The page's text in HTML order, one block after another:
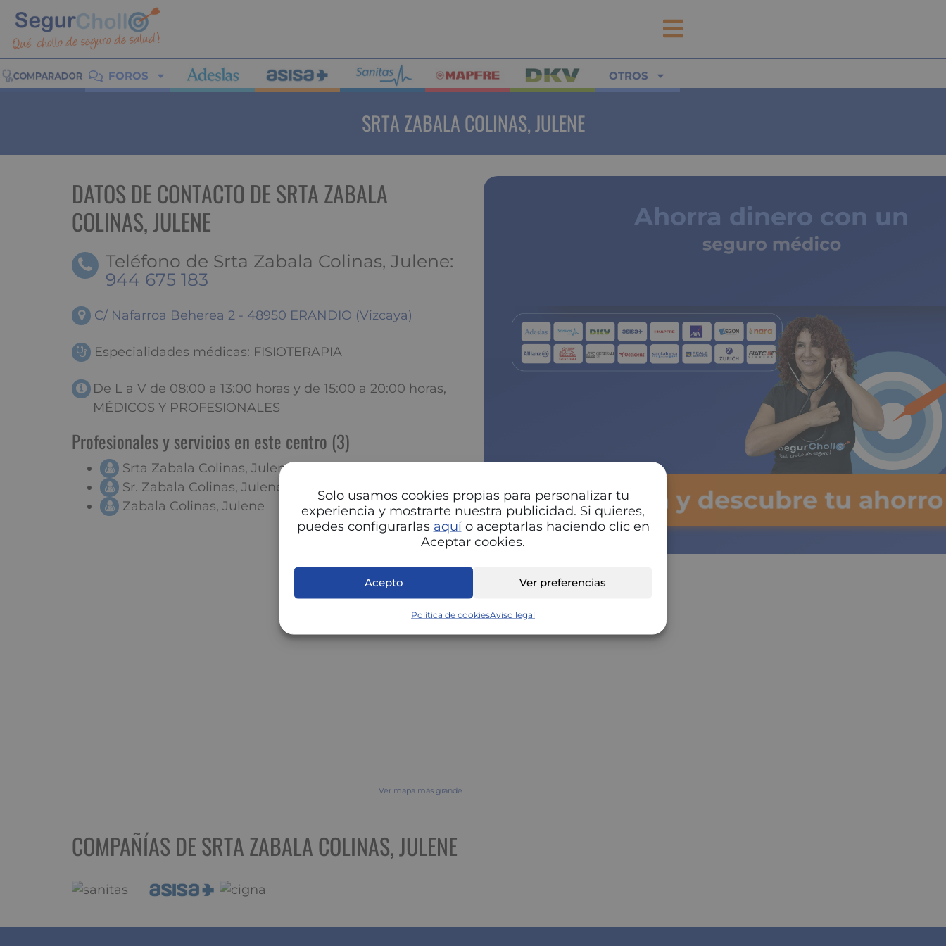
Solo usamos cookies propias para personalizar tu
experiencia y mostrarte nuestra publicidad. Si quieres,
puedes configurarlas aquío aceptarlas haciendo clic en
Aceptar cookies.
Acepto Ver preferencias
Política de cookiesAviso legal
FOROS OTROS
SRTA ZABALA COLINAS, JULENE
DATOS DE CONTACTO DE SRTA ZABALA
COLINAS, JULENE
Teléfono de Srta Zabala Colinas, Julene:
944 675 183
C/ Nafarroa Beherea 2 - 48950 ERANDIO (Vizcaya)
Especialidades médicas: FISIOTERAPIA
De L a V de 08:00 a 13:00 horas y de 15:00 a 20:00 horas,
MÉDICOS Y PROFESIONALES
Profesionales y servicios en este centro (3)
Srta Zabala Colinas, Julene
Sr. Zabala Colinas, Julene
Zabala Colinas, Julene
Ver mapa más grande
COMPAÑÍAS DE SRTA ZABALA COLINAS, JULENE
Ahorra dinero con un
seguro médico
Pulsa y descubre tu ahorro